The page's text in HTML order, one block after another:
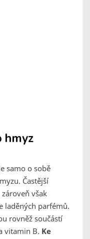
hmyz
samo o sobě
Častější
však
laděných parfémů.
rovněž součástí
vitamin B. Ke